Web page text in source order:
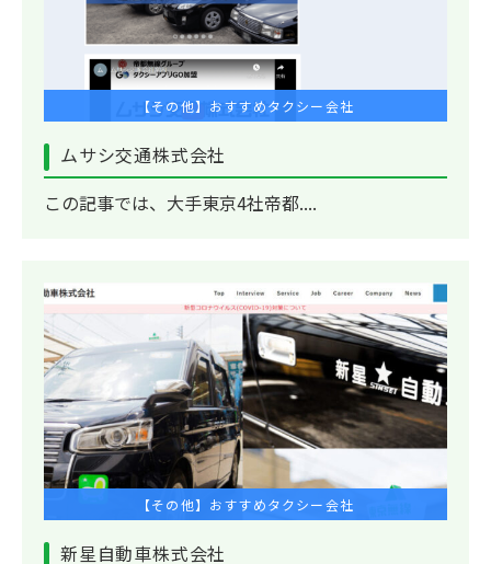
【その他】おすすめタクシー会社
ムサシ交通株式会社
この記事では、大手東京4社帝都....
【その他】おすすめタクシー会社
新星自動車株式会社